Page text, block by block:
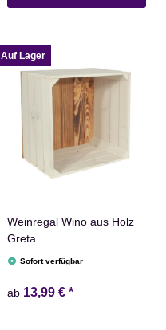
Auf Lager
Weinregal Wino aus Holz
Greta
Sofort verfügbar
ab 13,99 € *